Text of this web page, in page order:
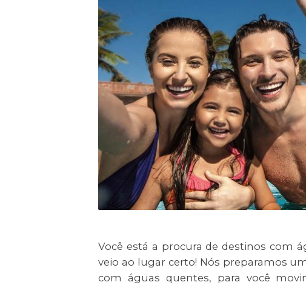
Você está a procura de destinos com
veio ao lugar certo! Nós preparamos
com águas quentes, para você